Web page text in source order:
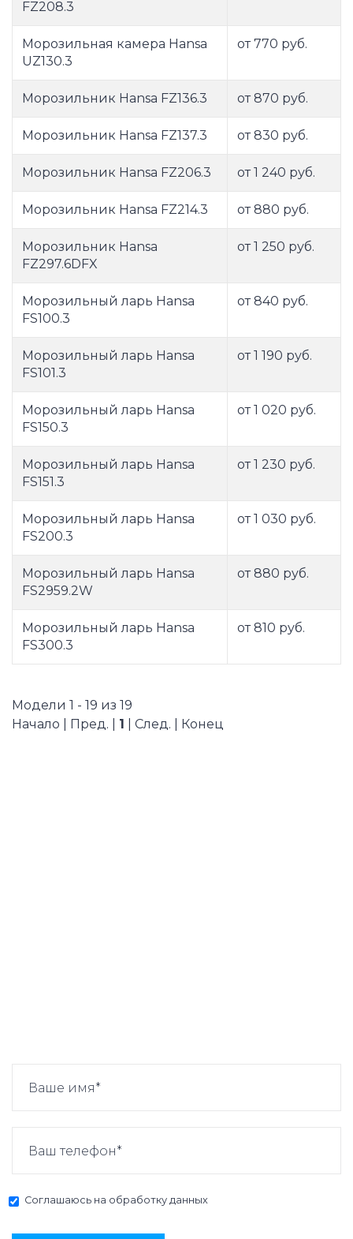
FZ208.3
Морозильная камера Hansa
UZ130.3
от 770 руб.
Морозильник Hansa FZ136.3 от 870 руб.
Морозильник Hansa FZ137.3 от 830 руб.
Морозильник Hansa FZ206.3 от 1 240 руб.
Морозильник Hansa FZ214.3 от 880 руб.
Морозильник Hansa
FZ297.6DFX
от 1 250 руб.
Морозильный ларь Hansa
FS100.3
от 840 руб.
Морозильный ларь Hansa
FS101.3
от 1 190 руб.
Морозильный ларь Hansa
FS150.3
от 1 020 руб.
Морозильный ларь Hansa
FS151.3
от 1 230 руб.
Морозильный ларь Hansa
FS200.3
от 1 030 руб.
Морозильный ларь Hansa
FS2959.2W
от 880 руб.
Морозильный ларь Hansa
FS300.3
от 810 руб.
Модели 1 - 19 из 19
Начало | Пред. | 1 | След. | Конец
Соглашаюсь на обработку данных